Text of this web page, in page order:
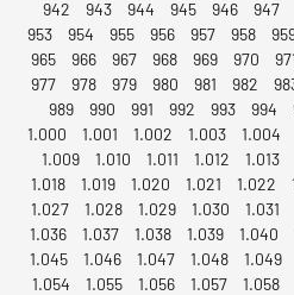
942
943 944 945 946 947
953
954 955 956 957 958
965
966 967 968 969 970
977
978 979 980 981 982
989
990 991 992 993 994
1.000
1.001 1.002 1.003 1.004
1.009
1.010 1.011 1.012 1.013
1.018
1.019 1.020 1.021 1.022
1.027
1.028 1.029 1.030 1.031
1.036
1.037 1.038 1.039 1.040
1.045
1.046 1.047 1.048 1.049
1.054
1.055 1.056 1.057 1.058